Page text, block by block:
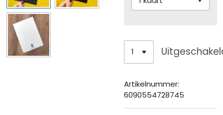
Artikelnummer:
6090554728745